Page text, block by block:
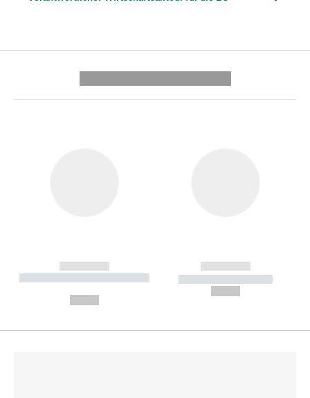
------------
----------- ----------- --------
------------
----------- -----------